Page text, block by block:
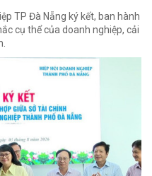
TP Đà Nẵng ký kết, ban hành
cụ thể của doanh nghiệp, cải